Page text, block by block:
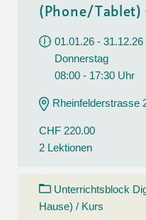
(Phone/Tablet)
01.01.26 - 31.12.26
Donnerstag
08:00 - 17:30 Uhr
Rheinfelderstrasse
CHF 220.00
2 Lektionen
Unterrichtsblock
Hause) / Kurs